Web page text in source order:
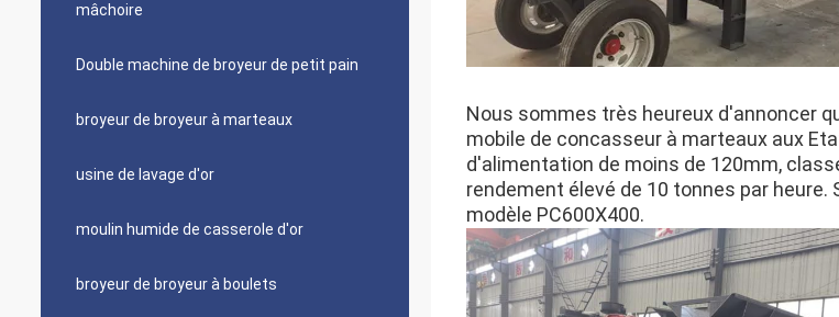
mâchoire
Double machine de broyeur de petit pain
broyeur de broyeur à marteaux
usine de lavage d'or
moulin humide de casserole d'or
broyeur de broyeur à boulets
Nous sommes très heureux d'annoncer
mobile de concasseur à marteaux aux
d'alimentation de moins de 120mm,
rendement élevé de 10 tonnes par
modèle PC600X400.